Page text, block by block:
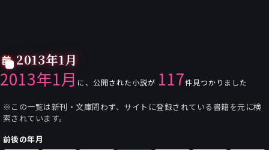
2013年1月
2013年1月 に、公開された小説が 117件見つかりました
※この一覧は新刊・文庫問わず、サイトに登録されている書籍を元に検
索されています。
前後の年月